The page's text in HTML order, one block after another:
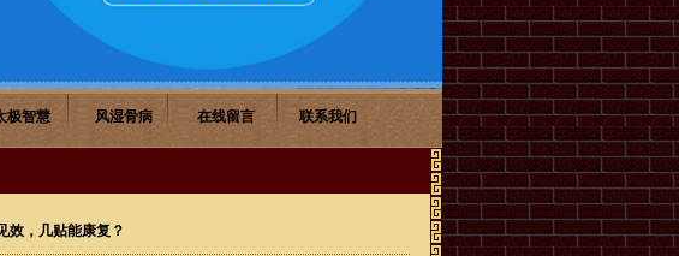
极智慧 风湿骨病 在线留言 联系我们
效，几贴能康复？